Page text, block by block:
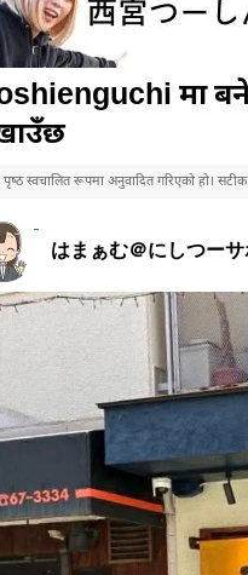
मा
पृष्ठ स्वचालित रूपमा अनुवादित गरिएको हो।
はまぁむ＠にしつー